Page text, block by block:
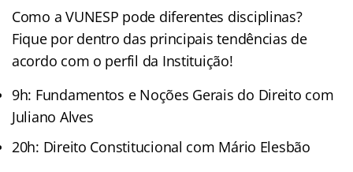
Como a VUNESP pode diferentes disciplinas?
Fique por dentro das principais tendências de
acordo com o perfil da Instituição!
9h: Fundamentos e Noções Gerais do Direito com
Juliano Alves
20h: Direito Constitucional com Mário Elesbão